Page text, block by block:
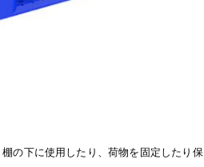
の下に使用したり、荷物を固定したり保